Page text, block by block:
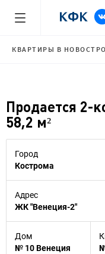
КВАРТИРЫ В
Продается 2-
58,2 м²
Город
Кострома
Адрес
ЖК "Венеция-2"
Дом
№ 10 Венеция